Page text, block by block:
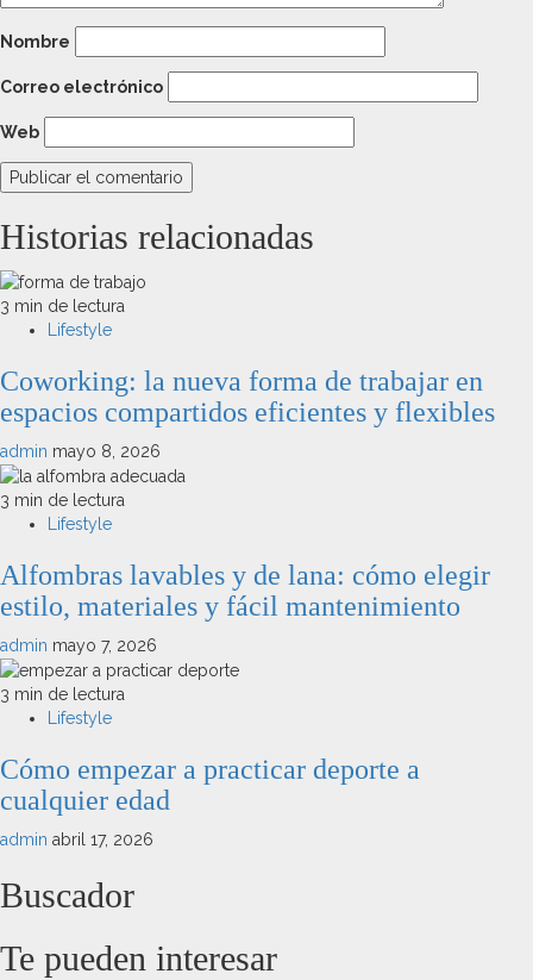
Nombre
Correo electrónico
Web
Historias relacionadas
3 min de lectura
Lifestyle
Coworking: la nueva forma de trabajar en
espacios compartidos eficientes y flexibles
admin mayo 8, 2026
3 min de lectura
Lifestyle
Alfombras lavables y de lana: cómo elegir
estilo, materiales y fácil mantenimiento
admin mayo 7, 2026
3 min de lectura
Lifestyle
Cómo empezar a practicar deporte a
cualquier edad
admin abril 17, 2026
Buscador
Te pueden interesar